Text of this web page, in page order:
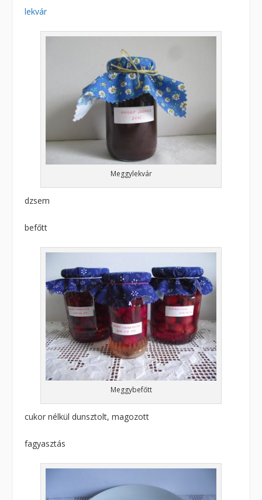
lekvár
Meggylekvár
dzsem
befőtt
Meggybefőtt
cukor nélkül dunsztolt, magozott
fagyasztás